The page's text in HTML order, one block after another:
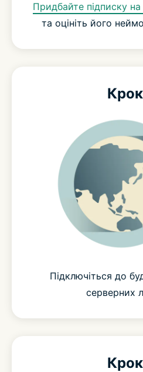
Придбайте підписку на
та оцініть його
Підключіться до
серверних